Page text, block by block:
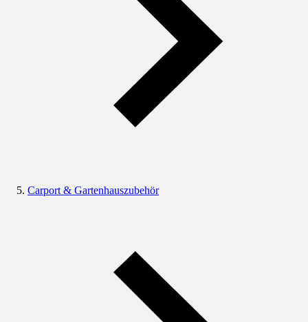
Carport & Gartenhauszubehör